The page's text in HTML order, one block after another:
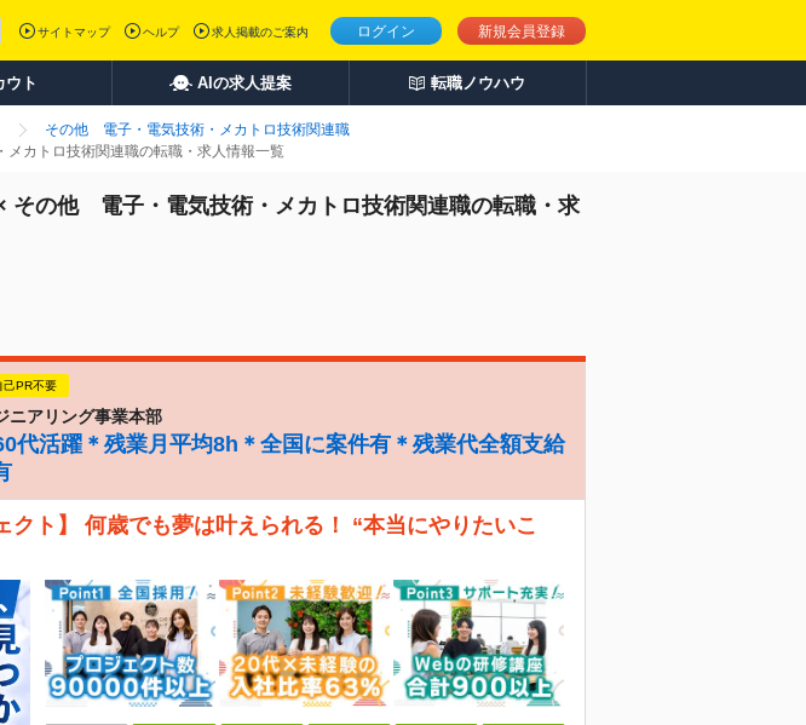
ログイン 新規会員登録
サイトマップ ヘルプ 求人掲載のご案内
ウト AIの求人提案 転職ノウハウ
その他 電子・電気技術・メカトロ技術関連職
カトロ技術関連職の転職・求人情報一覧
その他 電子・電気技術・メカトロ技術関連職の転職・求
己PR不要
ニアリング事業本部
代活躍＊残業月平均8h＊全国に案件有＊残業代全額支給
クト】 何歳でも夢は叶えられる！ “本当にやりたいこ